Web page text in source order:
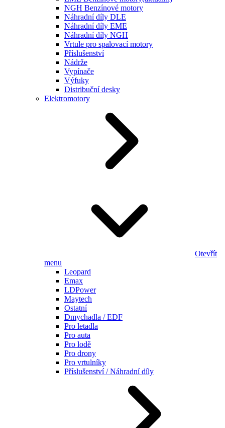
NGH Benzínové motory
Náhradní díly DLE
Náhradní díly EME
Náhradní díly NGH
Vrtule pro spalovací motory
Příslušenství
Nádrže
Vypínače
Výfuky
Distribuční desky
Elektromotory
Otevřít
menu
Leopard
Emax
LDPower
Maytech
Ostatní
Dmychadla / EDF
Pro letadla
Pro auta
Pro lodě
Pro drony
Pro vrtulníky
Příslušenství / Náhradní díly